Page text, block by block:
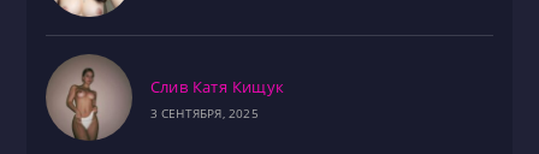
Слив Катя Кищук
3 СЕНТЯБРЯ, 2025